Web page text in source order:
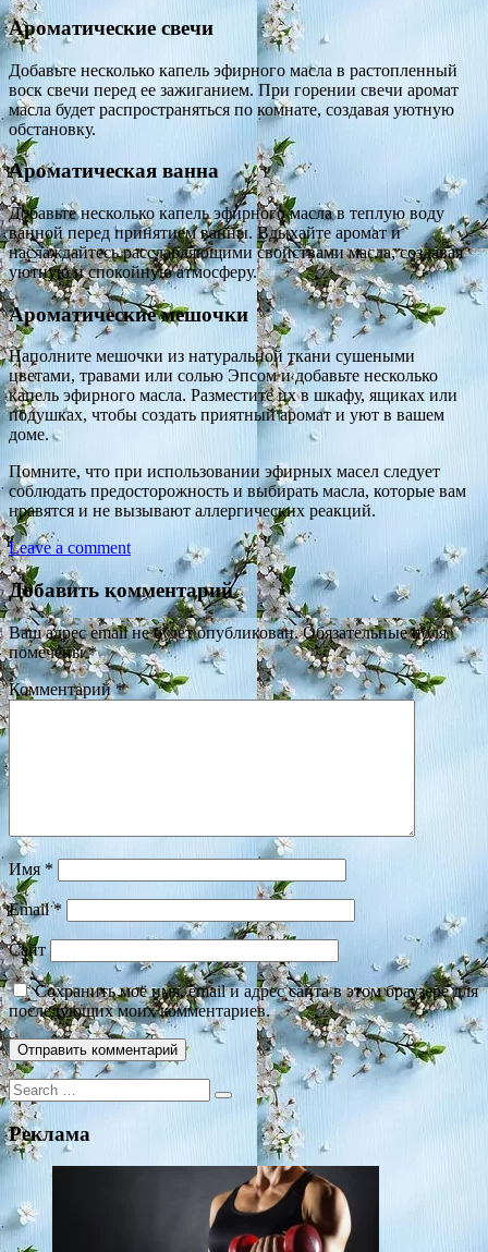
Ароматические свечи
Добавьте несколько капель эфирного масла в растопленный
воск свечи перед ее зажиганием. При горении свечи аромат
масла будет распространяться по комнате, создавая уютную
обстановку.
Ароматическая ванна
Добавьте несколько капель эфирного масла в теплую воду
ванной перед принятием ванны. Вдыхайте аромат и
наслаждайтесь расслабляющими свойствами масла, создавая
уютную и спокойную атмосферу.
Ароматические мешочки
Наполните мешочки из натуральной ткани сушеными
цветами, травами или солью Эпсом и добавьте несколько
капель эфирного масла. Разместите их в шкафу, ящиках или
подушках, чтобы создать приятный аромат и уют в вашем
доме.
Помните, что при использовании эфирных масел следует
соблюдать предосторожность и выбирать масла, которые вам
нравятся и не вызывают аллергических реакций.
Leave a comment
Добавить комментарий
Ваш адрес email не будет опубликован. Обязательные поля
помечены*
Комментарий*
Имя *
Email*
Сайт
Сохранить моё имя, email и адрес сайта в этом браузере для
последующих моих комментариев.
Search
for:
Реклама